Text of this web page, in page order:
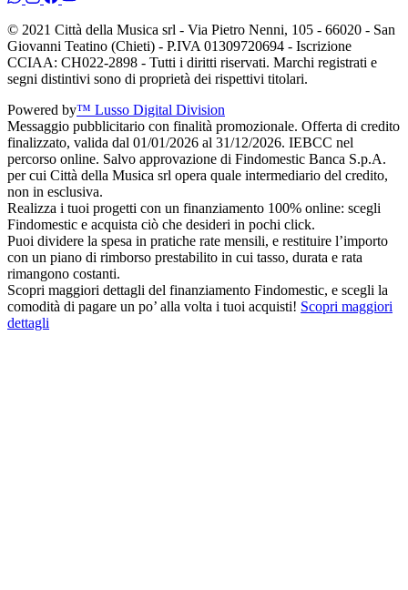
© 2021 Città della Musica srl - Via Pietro Nenni, 105 - 66020 - San
Giovanni Teatino (Chieti) - P.IVA 01309720694 - Iscrizione
CCIAA: CH022-2898 - Tutti i diritti riservati. Marchi registrati e
segni distintivi sono di proprietà dei rispettivi titolari.
Powered by™ Lusso Digital Division
Messaggio pubblicitario con finalità promozionale. Offerta di credito
finalizzato, valida dal 01/01/2026 al 31/12/2026. IEBCC nel
percorso online. Salvo approvazione di Findomestic Banca S.p.A.
per cui Città della Musica srl opera quale intermediario del credito,
non in esclusiva.
Realizza i tuoi progetti con un finanziamento 100% online: scegli
Findomestic e acquista ciò che desideri in pochi click.
Puoi dividere la spesa in pratiche rate mensili, e restituire l’importo
con un piano di rimborso prestabilito in cui tasso, durata e rata
rimangono costanti.
Scopri maggiori dettagli del finanziamento Findomestic, e scegli la
comodità di pagare un po’ alla volta i tuoi acquisti! Scopri maggiori
dettagli